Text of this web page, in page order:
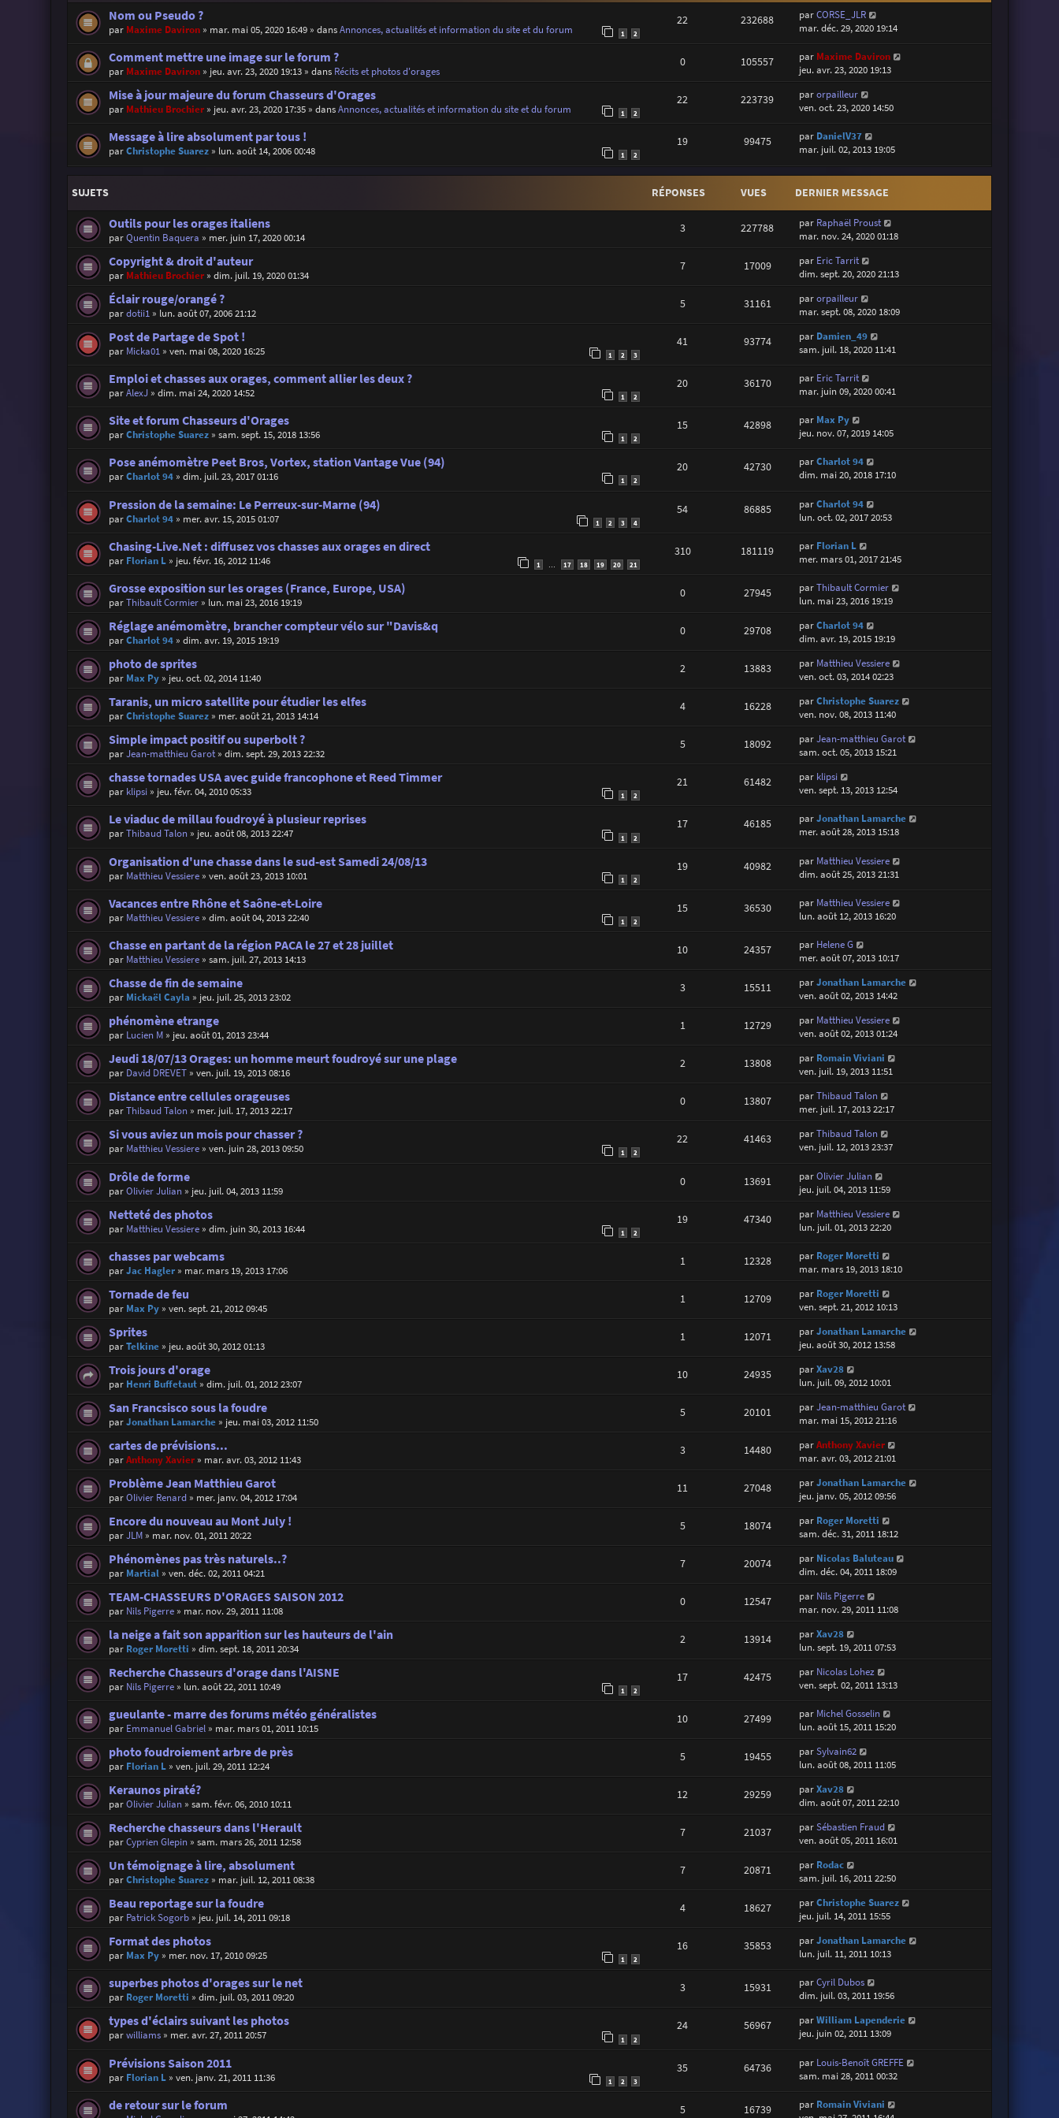
Nom ou Pseudo ?
par Maxime Daviron» mar. mai 05, 2020 16:49» dansAnnonces, actualités et information du site et du forum 1 2
22 232688 parCORSE_JLR
mar. déc. 29, 2020 19:14
Comment mettre une image sur le forum ?
par Maxime Daviron» jeu. avr. 23, 2020 19:13» dans Récits et photos d'orages
0 105557 par Maxime Daviron
jeu. avr. 23, 2020 19:13
Mise à jour majeure du forum Chasseurs d'Orages
par Mathieu Brochier» jeu. avr. 23, 2020 17:35» dansAnnonces, actualités et information du site et du forum 1 2
22 223739 parorpailleur
ven. oct. 23, 2020 14:50
Message à lire absolument par tous !
parChristophe Suarez» lun. août 14, 2006 00:48 1 2
19 99475 par DanielV37
mar. juil. 02, 2013 19:05
SUJETS RÉPONSES VUES DERNIER MESSAGE
Outils pour les orages italiens
parQuentin Baquera » mer. juin 17, 2020 00:14
3 227788 par Raphaël Proust
mar. nov. 24, 2020 01:18
Copyright & droit d'auteur
par Mathieu Brochier» dim. juil. 19, 2020 01:34
7 17009 par Eric Tarrit
dim. sept. 20, 2020 21:13
Éclair rouge/orangé ?
pardotii1» lun. août 07, 2006 21:12
5 31161 parorpailleur
mar. sept. 08, 2020 18:09
Post de Partage de Spot !
par Micka01» ven. mai 08, 2020 16:25 1 2 3
41 93774 par Damien_49
sam. juil. 18, 2020 11:41
Emploi et chasses aux orages, comment allier les deux ?
parAlexJ » dim. mai 24, 2020 14:52 1 2
20 36170 par Eric Tarrit
mar. juin 09, 2020 00:41
Site et forum Chasseurs d'Orages
parChristophe Suarez» sam. sept. 15, 2018 13:56 1 2
15 42898 par Max Py
jeu. nov. 07, 2019 14:05
Pose anémomètre Peet Bros, Vortex, station Vantage Vue (94)
parCharlot 94» dim. juil. 23, 2017 01:16 1 2
20 42730 parCharlot 94
dim. mai 20, 2018 17:10
Pression de la semaine: Le Perreux-sur-Marne (94)
parCharlot 94» mer. avr. 15, 2015 01:07 1 2 3 4
54 86885 parCharlot 94
lun. oct. 02, 2017 20:53
Chasing-Live.Net : diffusez vos chasses aux orages en direct
par Florian L» jeu. févr. 16, 2012 11:46 1 … 17 18 19 20 21
310 181119 par Florian L
mer. mars 01, 2017 21:45
Grosse exposition sur les orages (France, Europe, USA)
parThibault Cormier» lun. mai 23, 2016 19:19
0 27945 parThibault Cormier
lun. mai 23, 2016 19:19
Réglage anémomètre, brancher compteur vélo sur "Davis&q
parCharlot 94» dim. avr. 19, 2015 19:19
0 29708 parCharlot 94
dim. avr. 19, 2015 19:19
photo de sprites
par Max Py» jeu. oct. 02, 2014 11:40
2 13883 par Matthieu Vessiere
ven. oct. 03, 2014 02:23
Taranis, un micro satellite pour étudier les elfes
parChristophe Suarez» mer. août 21, 2013 14:14
4 16228 parChristophe Suarez
ven. nov. 08, 2013 11:40
Simple impact positif ou superbolt ?
parJean-matthieu Garot» dim. sept. 29, 2013 22:32
5 18092 parJean-matthieu Garot
sam. oct. 05, 2013 15:21
chasse tornades USA avec guide francophone et Reed Timmer
par klipsi» jeu. févr. 04, 2010 05:33 1 2
21 61482 par klipsi
ven. sept. 13, 2013 12:54
Le viaduc de millau foudroyé à plusieur reprises
parThibaud Talon» jeu. août 08, 2013 22:47 1 2
17 46185 parJonathan Lamarche
mer. août 28, 2013 15:18
Organisation d'une chasse dans le sud-est Samedi 24/08/13
par Matthieu Vessiere» ven. août 23, 2013 10:01 1 2
19 40982 par Matthieu Vessiere
dim. août 25, 2013 21:31
Vacances entre Rhône et Saône-et-Loire
par Matthieu Vessiere» dim. août 04, 2013 22:40 1 2
15 36530 par Matthieu Vessiere
lun. août 12, 2013 16:20
Chasse en partant de la région PACA le 27 et 28 juillet
par Matthieu Vessiere» sam. juil. 27, 2013 14:13
10 24357 par Helene G
mer. août 07, 2013 10:17
Chasse de fin de semaine
par Mickaël Cayla » jeu. juil. 25, 2013 23:02
3 15511 parJonathan Lamarche
ven. août 02, 2013 14:42
phénomène etrange
par Lucien M» jeu. août 01, 2013 23:44
1 12729 par Matthieu Vessiere
ven. août 02, 2013 01:24
Jeudi 18/07/13 Orages: un homme meurt foudroyé sur une plage
par David DREVET» ven. juil. 19, 2013 08:16
2 13808 par Romain Viviani
ven. juil. 19, 2013 11:51
Distance entre cellules orageuses
parThibaud Talon» mer. juil. 17, 2013 22:17
0 13807 parThibaud Talon
mer. juil. 17, 2013 22:17
Si vous aviez un mois pour chasser ?
par Matthieu Vessiere» ven. juin 28, 2013 09:50 1 2
22 41463 parThibaud Talon
ven. juil. 12, 2013 23:37
Drôle de forme
parOlivier Julian» jeu. juil. 04, 2013 11:59
0 13691 parOlivier Julian
jeu. juil. 04, 2013 11:59
Netteté des photos
par Matthieu Vessiere» dim. juin 30, 2013 16:44 1 2
19 47340 par Matthieu Vessiere
lun. juil. 01, 2013 22:20
chasses par webcams
parJac Hagler» mar. mars 19, 2013 17:06
1 12328 par Roger Moretti
mar. mars 19, 2013 18:10
Tornade de feu
par Max Py» ven. sept. 21, 2012 09:45
1 12709 par Roger Moretti
ven. sept. 21, 2012 10:13
Sprites
parTelkine» jeu. août 30, 2012 01:13
1 12071 parJonathan Lamarche
jeu. août 30, 2012 13:58
Trois jours d'orage
par Henri Buffetaut» dim. juil. 01, 2012 23:07
10 24935 parXav28
lun. juil. 09, 2012 10:01
San Francsisco sous la foudre
parJonathan Lamarche» jeu. mai 03, 2012 11:50
5 20101 parJean-matthieu Garot
mar. mai 15, 2012 21:16
cartes de prévisions...
parAnthony Xavier» mar. avr. 03, 2012 11:43
3 14480 parAnthony Xavier
mar. avr. 03, 2012 21:01
Problème Jean Matthieu Garot
parOlivier Renard» mer. janv. 04, 2012 17:04
11 27048 parJonathan Lamarche
jeu. janv. 05, 2012 09:56
Encore du nouveau au Mont July !
parJLM» mar. nov. 01, 2011 20:22
5 18074 par Roger Moretti
sam. déc. 31, 2011 18:12
Phénomènes pas très naturels..?
par Martial» ven. déc. 02, 2011 04:21
7 20074 par Nicolas Baluteau
dim. déc. 04, 2011 18:09
TEAM-CHASSEURS D'ORAGES SAISON 2012
par Nils Pigerre» mar. nov. 29, 2011 11:08
0 12547 par Nils Pigerre
mar. nov. 29, 2011 11:08
la neige a fait son apparition sur les hauteurs de l'ain
par Roger Moretti » dim. sept. 18, 2011 20:34
2 13914 parXav28
lun. sept. 19, 2011 07:53
Recherche Chasseurs d'orage dans l'AISNE
par Nils Pigerre» lun. août 22, 2011 10:49 1 2
17 42475 par Nicolas Lohez
ven. sept. 02, 2011 13:13
gueulante - marre des forums météo généralistes
par Emmanuel Gabriel» mar. mars 01, 2011 10:15
10 27499 par Michel Gosselin
lun. août 15, 2011 15:20
photo foudroiement arbre de près
par Florian L» ven. juil. 29, 2011 12:24
5 19455 parSylvain62
lun. août 08, 2011 11:05
Keraunos piraté?
parOlivier Julian» sam. févr. 06, 2010 10:11
12 29259 parXav28
dim. août 07, 2011 22:10
Recherche chasseurs dans l'Herault
parCyprien Glepin» sam. mars 26, 2011 12:58
7 21037 parSébastien Fraud
ven. août 05, 2011 16:01
Un témoignage à lire, absolument
parChristophe Suarez» mar. juil. 12, 2011 08:38
7 20871 par Rodac
sam. juil. 16, 2011 22:50
Beau reportage sur la foudre
par Patrick Sogorb» jeu. juil. 14, 2011 09:18
4 18627 parChristophe Suarez
jeu. juil. 14, 2011 15:55
Format des photos
par Max Py» mer. nov. 17, 2010 09:25 1 2
16 35853 parJonathan Lamarche
lun. juil. 11, 2011 10:13
superbes photos d'orages sur le net
par Roger Moretti » dim. juil. 03, 2011 09:20
3 15931 parCyril Dubos
dim. juil. 03, 2011 19:56
types d'éclairs suivant les photos
parwilliams» mer. avr. 27, 2011 20:57 1 2
24 56967 parWilliam Lapenderie
jeu. juin 02, 2011 13:09
Prévisions Saison 2011
par Florian L» ven. janv. 21, 2011 11:36 1 2 3
35 64736 par Louis-Benoît GREFFE
sam. mai 28, 2011 00:32
de retour sur le forum 5 16739 par Romain Viviani